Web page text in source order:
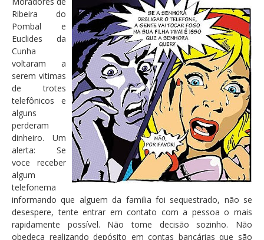
Ribeira do
Pombal e
Euclides da
Cunha
voltaram a
serem vitimas
de trotes
telefônicos e
alguns
perderam
dinheiro. Um
alerta: Se
voce receber
algum
telefonema
informando que alguem da familia foi sequestrado, não se
desespere, tente entrar em contato com a pessoa o mais
rapidamente possível. Não tome decisão sozinho. Não
obedeça realizando depósito em contas bancárias que são